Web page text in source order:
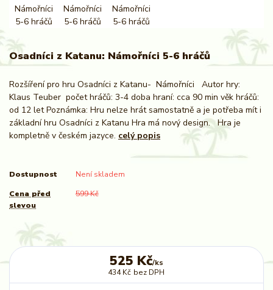
Osadníci z Katanu: Námořníci 5-6 hráčů
Rozšíření pro hru Osadníci z Katanu- Námořníci Autor hry:
Klaus Teuber počet hráčů: 3-4 doba hraní: cca 90 min věk hráčů:
od 12 let Poznámka: Hru nelze hrát samostatně a je potřeba mít i
základní hru Osadníci z Katanu Hra má nový design. Hra je
kompletně v českém jazyce. celý popis
Dostupnost Není skladem
Cena před
slevou
599 Kč
525 Kč/ks
434 Kč bez DPH